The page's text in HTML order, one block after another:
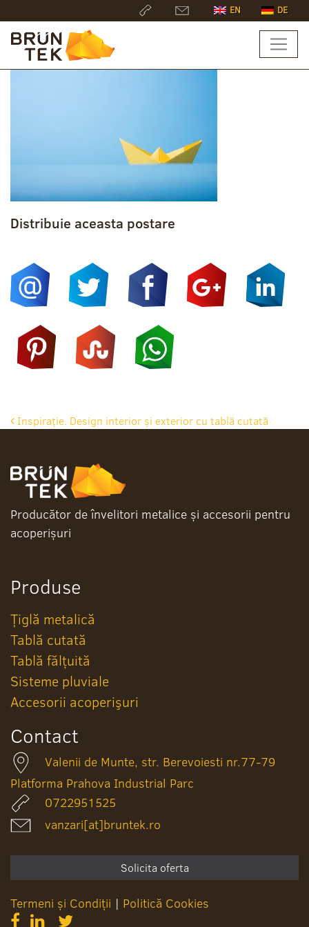
EN DE
Distribuie aceasta postare
Post
Inspirație. Design interior și exterior cu tablă cutată
Producător de învelitori metalice și accesorii pentru
acoperișuri
Produse
Țiglă metalică
Tablă cutată
Tablă fălțuită
Sisteme pluviale
Accesorii acoperişuri
Contact
Valenii de Munte, str. Berevoiesti nr.77-79
Platforma Prahova Industrial Parc
0722951525
vanzari[at]bruntek.ro
Solicita oferta
Termeni și Condiții | Politică Cookies